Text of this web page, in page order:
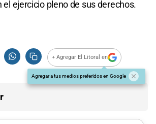
ejercicio pleno de sus derechos.
+ Agregar El Litoral en
Agregar a tus medios preferidos en Google